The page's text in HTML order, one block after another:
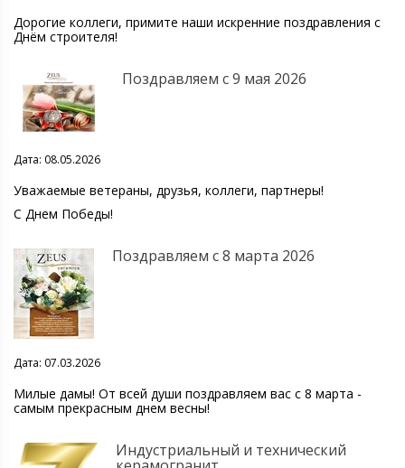
Дорогие коллеги, примите наши искренние поздравления с
Днём строителя!
Поздравляем с 9 мая 2026
Дата: 08.05.2026
Уважаемые ветераны, друзья, коллеги, партнеры!
С Днем Победы!
Поздравляем с 8 марта 2026
Дата: 07.03.2026
Милые дамы! От всей души поздравляем вас с 8 марта -
самым прекрасным днем весны!
Индустриальный и технический